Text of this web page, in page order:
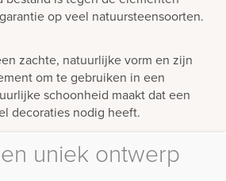
op veel natuursteensoorten.
zachte, natuurlijke vorm en zijn
om te gebruiken in een
schoonheid maakt dat een
decoraties nodig heeft.
uniek ontwerp